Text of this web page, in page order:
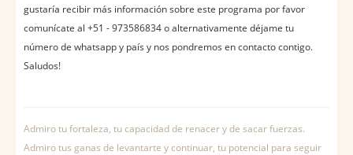
gustaría recibir más información sobre este programa por favor
comunícate al +51 - 973586834 o alternativamente déjame tu
número de whatsapp y país y nos pondremos en contacto contigo.
Saludos!
Admiro tu fortaleza, tu capacidad de renacer y de sacar fuerzas.
Admiro tus ganas de levantarte y continuar, tu potencial para seguir